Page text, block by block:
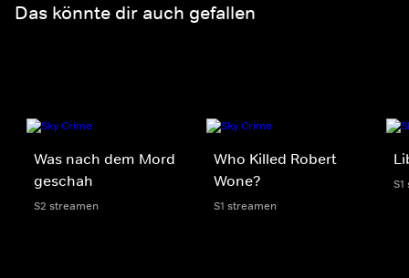
Das könnte dir auch gefallen
Was nach dem Mord
geschah
S2 streamen
Who Killed Robert
Wone?
S1 streamen